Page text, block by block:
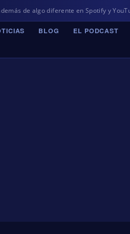
de algo diferente en Spotify y YouTube!
BLOG EL PODCAST